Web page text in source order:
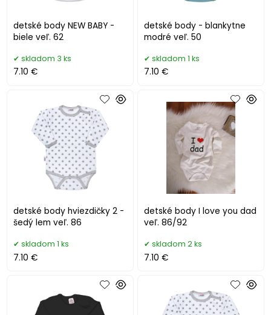
detské body NEW BABY -
biele veľ. 62
skladom 3 ks
7.10 €
detské body - blankytne
modré veľ. 50
skladom 1 ks
7.10 €
detské body hviezdičky 2 -
šedý lem veľ. 86
skladom 1 ks
7.10 €
detské body I love you dad
veľ. 86/92
skladom 2 ks
7.10 €